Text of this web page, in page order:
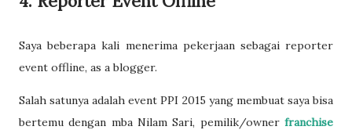
Saya beberapa kali menerima pekerjaan sebagai reporter
event offline, as a blogger.
Salah satunya adalah event PPI 2015 yang membuat saya bisa
bertemu dengan mba Nilam Sari, pemilik/owner franchise